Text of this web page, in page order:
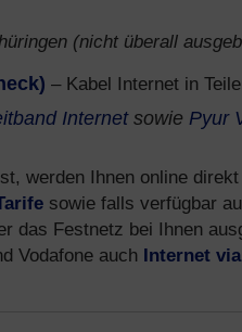
(nicht überall
– Kabel Internet in
Internetsowie Pyur
werden Ihnen online
sowie falls verfügbar
das Festnetz bei Ihnen
Vodafone auch Internet